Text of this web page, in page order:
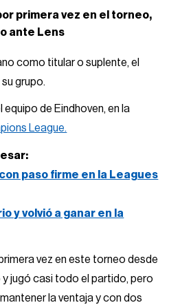
primera vez en el torneo,
ante Lens
como titular o suplente, el
grupo.
equipo de Eindhoven, en la
League.
paso firme en la Leagues
y volvió a ganar en la
vez en este torneo desde
y jugó casi todo el partido, pero
la ventaja y con dos